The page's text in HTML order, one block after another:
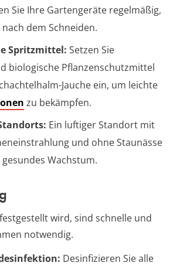
Sie Ihre Gartengeräte regelmäßig,
dem Schneiden.
Spritzmittel: Setzen Sie
biologische Pflanzenschutzmittel
Jauche ein, um leichte
zu bekämpfen.
Ein luftiger Standort mit
und ohne Staunässe
Wachstum.
wird, sind schnelle und
notwendig.
Desinfizieren Sie alle